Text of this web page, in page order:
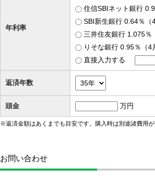
年利率
住信SBIネット銀行
SBI新生銀行 0.64％（4
三井住友銀行 1.075％
りそな銀行 0.95％（4
直接入力する
返済年数
頭金
万円
※返済金額はあくまでも目安です。購入時は別途諸費用が
お問い合わせ